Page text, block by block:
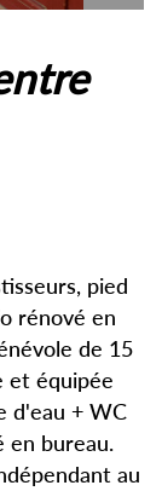
pied
rénové en
de 15
et équipée
d'eau + WC
en bureau.
au